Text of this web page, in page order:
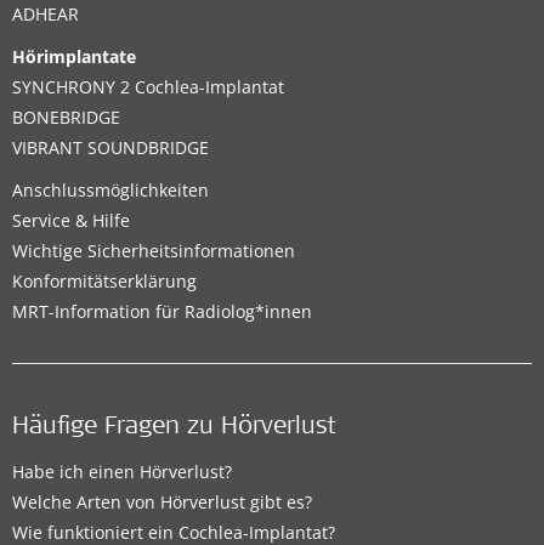
ADHEAR
Hörimplantate
SYNCHRONY 2 Cochlea-Implantat
BONEBRIDGE
VIBRANT SOUNDBRIDGE
Anschlussmöglichkeiten
Service & Hilfe
Wichtige Sicherheitsinformationen
Konformitätserklärung
MRT-Information für Radiolog*innen
Häufige Fragen zu Hörverlust
Habe ich einen Hörverlust?
Welche Arten von Hörverlust gibt es?
Wie funktioniert ein Cochlea-Implantat?